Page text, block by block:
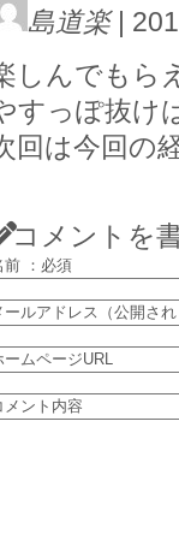
島道楽|
しんでもら
すっぽ抜け
回は今回の
コメントを
前 ：必須
ールアドレス（公開さ
ームページURL
メント内容